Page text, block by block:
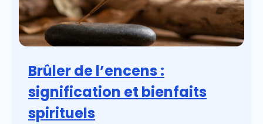
Brûler de l’encens :
signification et bienfaits
spirituels